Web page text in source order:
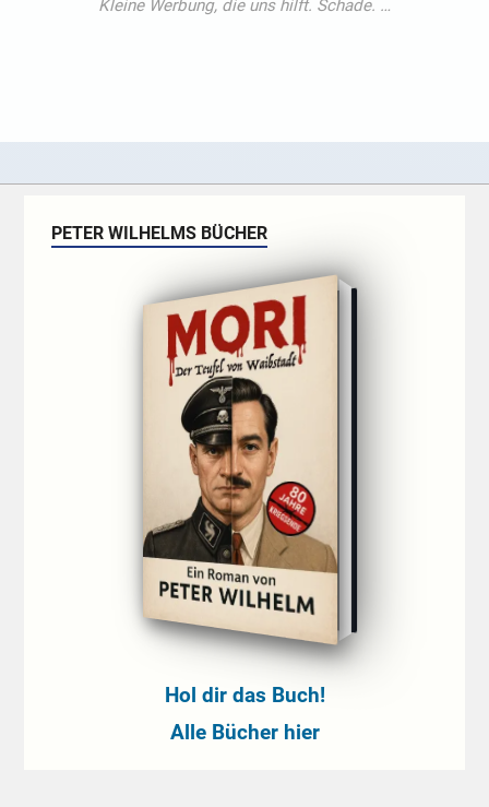
PETER WILHELMS BÜCHER
Hol dir das Buch!
Alle Bücher hier